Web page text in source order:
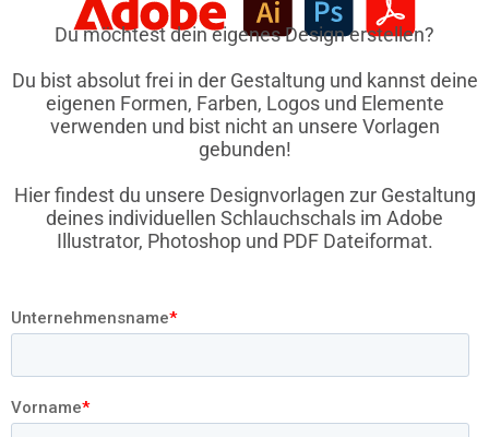
Du möchtest dein eigenes Design erstellen?
Du bist absolut frei in der Gestaltung und kannst deine
eigenen Formen, Farben, Logos und Elemente
verwenden und bist nicht an unsere Vorlagen
gebunden!
Hier findest du unsere Designvorlagen zur Gestaltung
deines individuellen Schlauchschals im Adobe
Illustrator, Photoshop und PDF Dateiformat.